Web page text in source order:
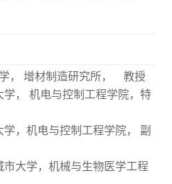
， 增材制造研究所， 教授
学， 机电与控制工程学院，特
学，机电与控制工程学院， 副
市大学，机械与生物医学工程